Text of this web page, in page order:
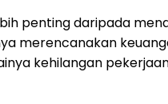
penting daripada
merencanakan
kehilangan